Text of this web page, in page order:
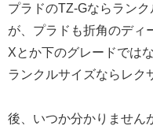
プラドのTZ-Gならラン
が、プラドも折角のディ
Xとか下のグレードでは
ランクルサイズならレク
後、いつか分かりません